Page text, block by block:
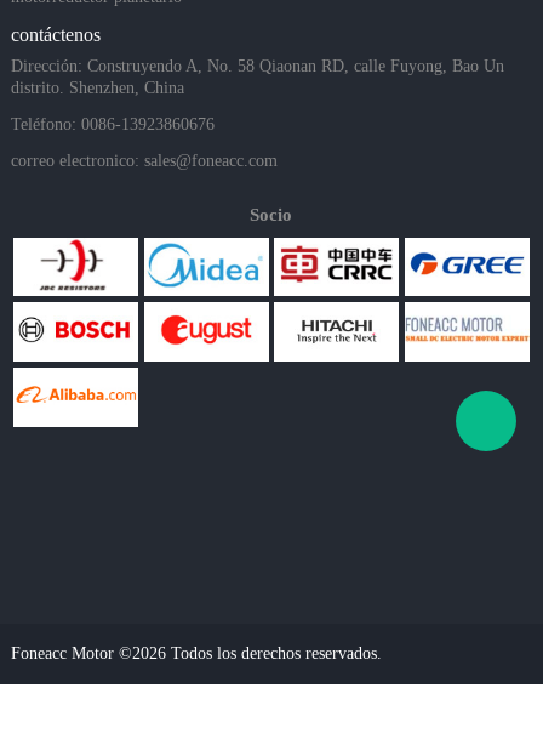
contáctenos
Dirección: Construyendo A, No. 58 Qiaonan RD, calle Fuyong, Bao Un
distrito. Shenzhen, China
Teléfono: 0086-13923860676
correo electronico: sales@foneacc.com
Socio
Foneacc Motor ©2026 Todos los derechos reservados.